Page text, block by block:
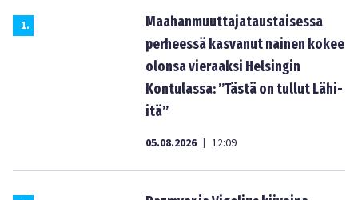
1.
Maahanmuuttajataustaisessa
perheessä kasvanut nainen kokee
olonsa vieraaksi Helsingin
Kontulassa: ”Tästä on tullut Lähi-
itä”
05.08.2026 | 12:09